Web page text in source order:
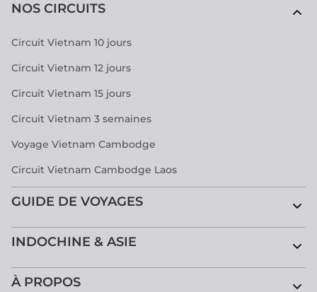
NOS CIRCUITS
Circuit Vietnam 10 jours
Circuit Vietnam 12 jours
Circuit Vietnam 15 jours
Circuit Vietnam 3 semaines
Voyage Vietnam Cambodge
Circuit Vietnam Cambodge Laos
GUIDE DE VOYAGES
INDOCHINE & ASIE
À PROPOS